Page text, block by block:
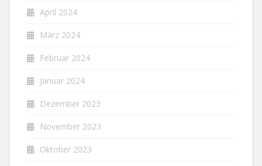
April 2024
März 2024
Februar 2024
Januar 2024
Dezember 2023
November 2023
Oktober 2023